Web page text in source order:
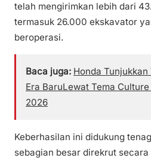
telah mengirimkan lebih dari
termasuk 26.000 ekskavator
beroperasi.
Baca juga: Honda
Era BaruLewat Tema
2026
Keberhasilan ini didukung
sebagian besar direkrut secara